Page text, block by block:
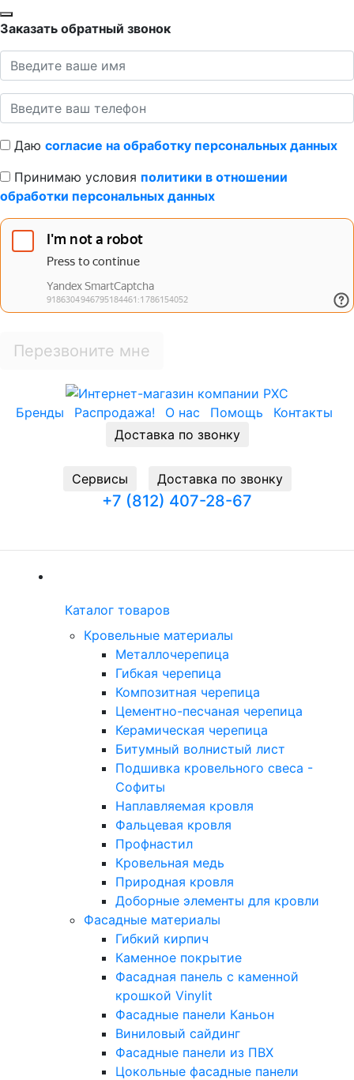
Заказать обратный звонок
Даю согласие на обработку персональных данных
Принимаю условия политики в отношении
обработки персональных данных
Перезвоните мне
Бренды Распродажа! О нас Помощь
Контакты
Доставка по звонку
Cервисы Доставка по звонку
+7 (812) 407-28-67
Каталог товаров
Кровельные материалы
Металлочерепица
Гибкая черепица
Композитная черепица
Цементно-песчаная черепица
Керамическая черепица
Битумный волнистый лист
Подшивка кровельного свеса -
Софиты
Наплавляемая кровля
Фальцевая кровля
Профнастил
Кровельная медь
Природная кровля
Доборные элементы для кровли
Фасадные материалы
Гибкий кирпич
Каменное покрытие
Фасадная панель с каменной
крошкой Vinylit
Фасадные панели Каньон
Виниловый сайдинг
Фасадные панели из ПВХ
Цокольные фасадные панели